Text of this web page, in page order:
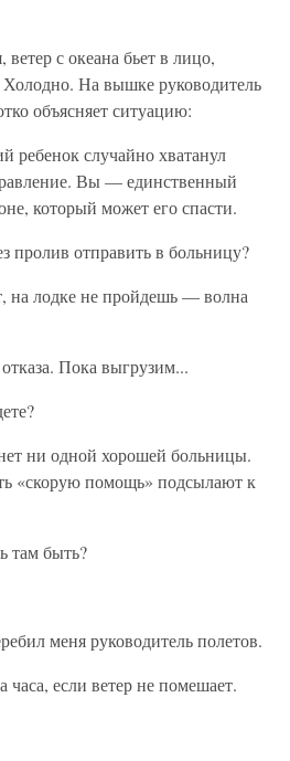
ветер с океана бьет в лицо,
Холодно. На вышке руководитель
объясняет ситуацию:
ребенок случайно хватанул
Вы — единственный
который может его спасти.
пролив отправить в больницу?
на лодке не пройдешь — волна
Пока выгрузим...
ни одной хорошей больницы.
«скорую помощь» подсылают к
там быть?
меня руководитель полетов.
часа, если ветер не помешает.